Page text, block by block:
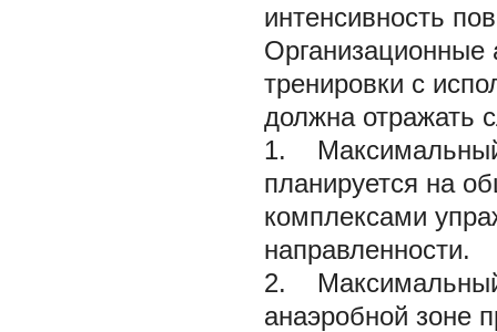
интенсивность
Организационные
тренировки с
должна отражать
1. Максимальный
планируется на
комплексами
направленности.
2. Максимальный
анаэробной зоне